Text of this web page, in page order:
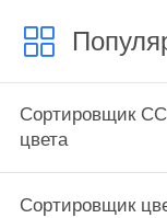
Сортировщик
цвета
Сортировщик